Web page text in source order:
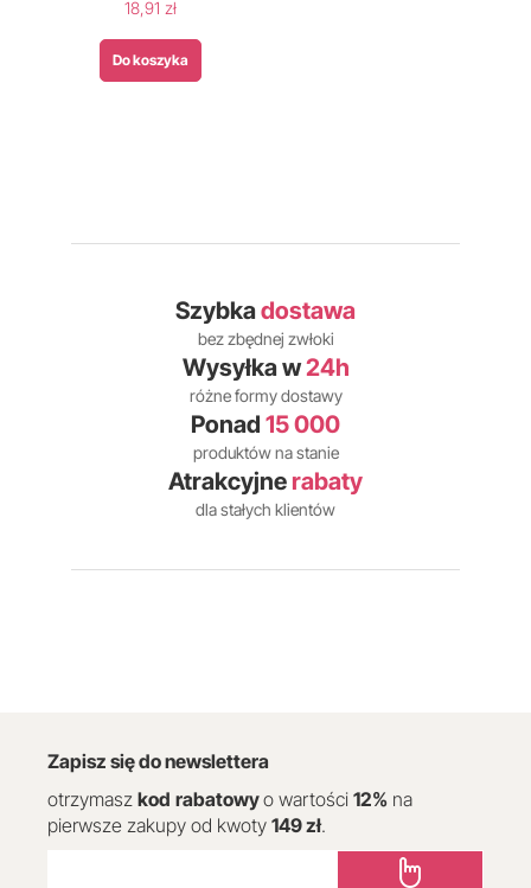
18,91 zł
Do koszyka
Szybkadostawa
bez zbędnej zwłoki
Wysyłka w24h
różne formy dostawy
Ponad 15 000
produktów na stanie
Atrakcyjne rabaty
dla stałych klientów
Zapisz się do newslettera
otrzymasz kod rabatowyo wartości 12% na
pierwsze zakupy od kwoty 149 zł.